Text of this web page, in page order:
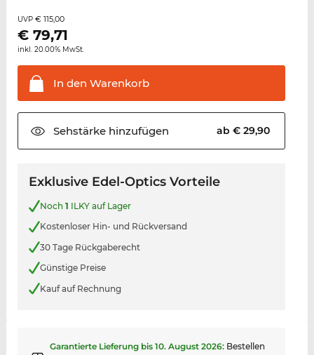
UVP € 115,00
€ 79,71
inkl. 20.00% MwSt.
In den Warenkorb
Sehstärkehinzufügen ab € 29,90
Exklusive Edel-Optics Vorteile
Noch 1 ILKY auf Lager
Kostenloser Hin- und Rückversand
30 Tage Rückgaberecht
Günstige Preise
Kauf auf Rechnung
Garantierte Lieferung bis 10. August 2026: Bestellen